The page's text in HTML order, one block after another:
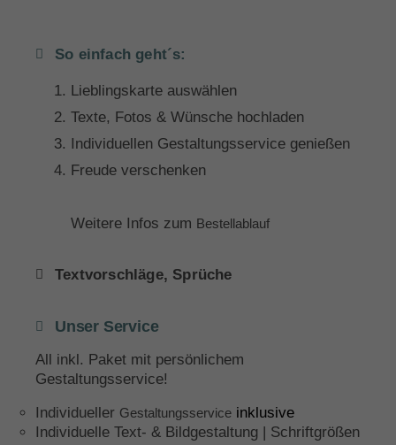
So einfach geht´s:
Lieblingskarte auswählen
Texte, Fotos & Wünsche hochladen
Individuellen Gestaltungsservice genießen
Freude verschenken
Weitere Infos zum Bestellablauf
Textvorschläge, Sprüche
Unser Service
All inkl. Paket mit persönlichem
Gestaltungsservice!
Individueller Gestaltungsservice inklusive
Individuelle Text- & Bildgestaltung | Schriftgrößen